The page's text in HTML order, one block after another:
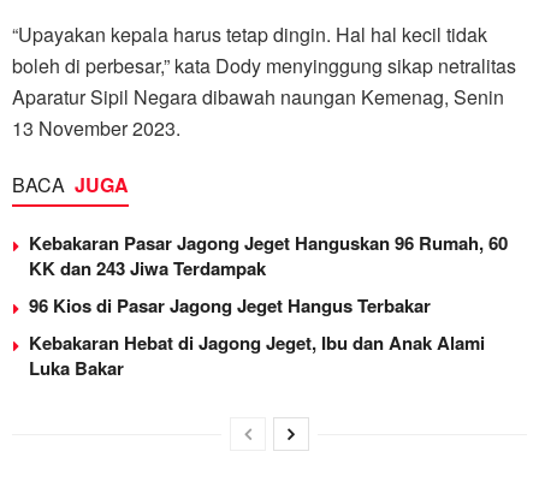
“Upayakan kepala harus tetap dingin. Hal hal kecil tidak
boleh di perbesar,” kata Dody menyinggung sikap netralitas
Aparatur Sipil Negara dibawah naungan Kemenag, Senin
13 November 2023.
BACA JUGA
Kebakaran Pasar Jagong Jeget Hanguskan 96 Rumah, 60
KK dan 243 Jiwa Terdampak
96 Kios di Pasar Jagong Jeget Hangus Terbakar
Kebakaran Hebat di Jagong Jeget, Ibu dan Anak Alami
Luka Bakar